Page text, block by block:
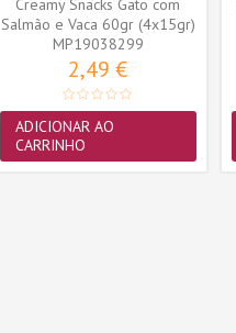
Creamy Snacks Gato com
Salmão e Vaca 60gr (4x15gr)
MP19038299
2,49 €
ADICIONAR AO
CARRINHO